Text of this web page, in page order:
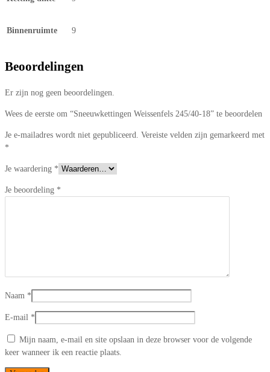
Binnenruimte 9
Beoordelingen
Er zijn nog geen beoordelingen.
Wees de eerste om “Sneeuwkettingen Weissenfels 245/40-18” te beoordelen
Je e-mailadres wordt niet gepubliceerd. Vereiste velden zijn gemarkeerd met
*
Je waardering *
Je beoordeling *
Naam *
E-mail *
Mijn naam, e-mail en site opslaan in deze browser voor de volgende
keer wanneer ik een reactie plaats.